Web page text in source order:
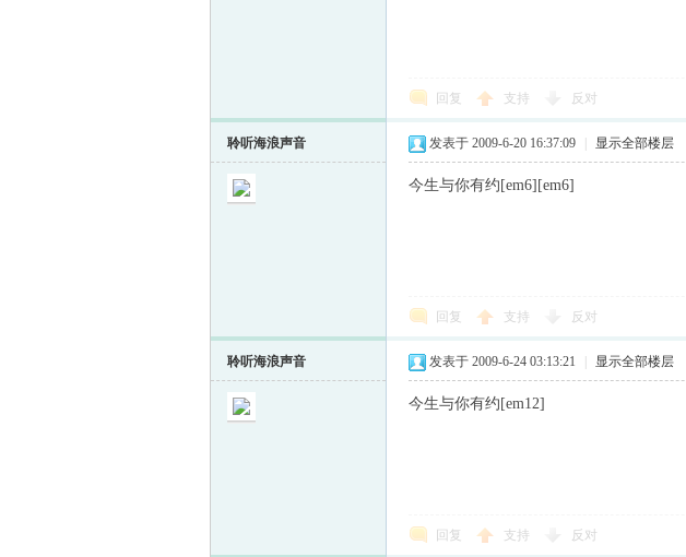
回复 支持 反对
聆听海浪声音 发表于 2009-6-20 16:37:09 显示全部楼层
今生与你有约[em6][em6]
回复 支持 反对
聆听海浪声音 发表于 2009-6-24 03:13:21 显示全部楼层
今生与你有约[em12]
回复 支持 反对